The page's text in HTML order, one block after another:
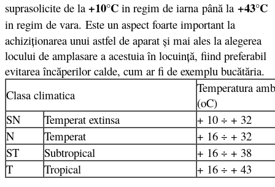
suprasolicite de la +10°C in regim de iarna până la +43°C
in regim de vara. Este un aspect foarte important la
achiziţionarea unui astfel de aparat şi mai ales la alegerea
locului de amplasare a acestuia în locuinţă, fiind preferabil
evitarea încăperilor calde, cum ar fi de exemplu bucătăria.
Clasa climatica
Temperatura
(oC)
SN
Temperat extinsa
+ 10 ÷ + 32
N
Temperat
+ 16 ÷ + 32
ST
Subtropical
+ 16 ÷ + 38
T
Tropical
+ 16 ÷ + 43